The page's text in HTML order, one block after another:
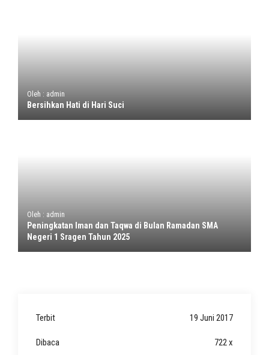
Oleh : admin
Bersihkan Hati di Hari Suci
Oleh : admin
Peningkatan Iman dan Taqwa di Bulan Ramadan SMA
Negeri 1 Sragen Tahun 2025
Terbit 19 Juni 2017
Dibaca 722 x